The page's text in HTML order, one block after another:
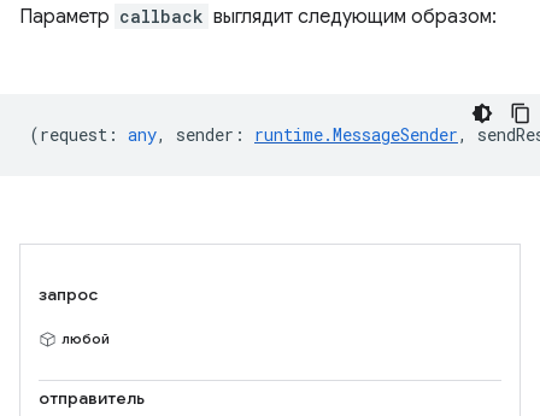
Параметр callback выглядит следующим образом:
(request : any, sender : runtime.MessageSender,
запрос
любой
отправитель